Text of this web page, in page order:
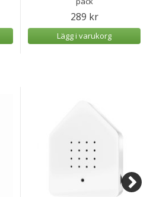
289 kr
Lägg i varukorg